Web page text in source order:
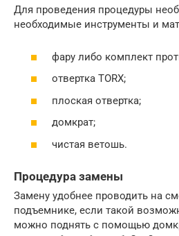
Для проведения процедуры
необходимые инструменты и
фару либо комплект
отвертка TORX;
плоская отвертка;
домкрат;
чистая ветошь.
Процедура замены
Замену удобнее проводить на
подъемнике, если такой
можно поднять с помощью